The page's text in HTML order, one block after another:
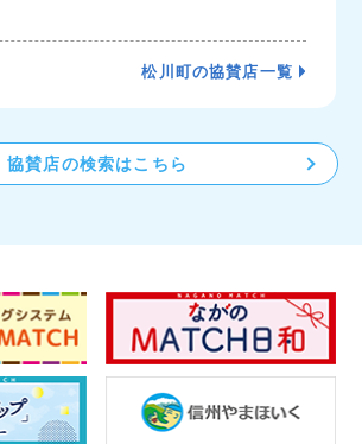
松川町の協賛店一覧
協賛店の検索はこちら